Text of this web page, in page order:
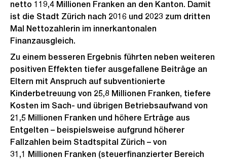
netto 119,4 Millionen Franken an den Kanton. Damit
ist die Stadt Zürich nach 2016 und 2023 zum dritten
Mal Nettozahlerin im innerkantonalen
Finanzausgleich.
Zu einem besseren Ergebnis führten neben weiteren
positiven Effekten tiefer ausgefallene Beiträge an
Eltern mit Anspruch auf subventionierte
Kinderbetreuung von 25,8 Millionen Franken, tiefere
Kosten im Sach- und übrigen Betriebsaufwand von
21,5 Millionen Franken und höhere Erträge aus
Entgelten – beispielsweise aufgrund höherer
Fallzahlen beim Stadtspital Zürich – von
31,1 Millionen Franken (steuerfinanzierter Bereich